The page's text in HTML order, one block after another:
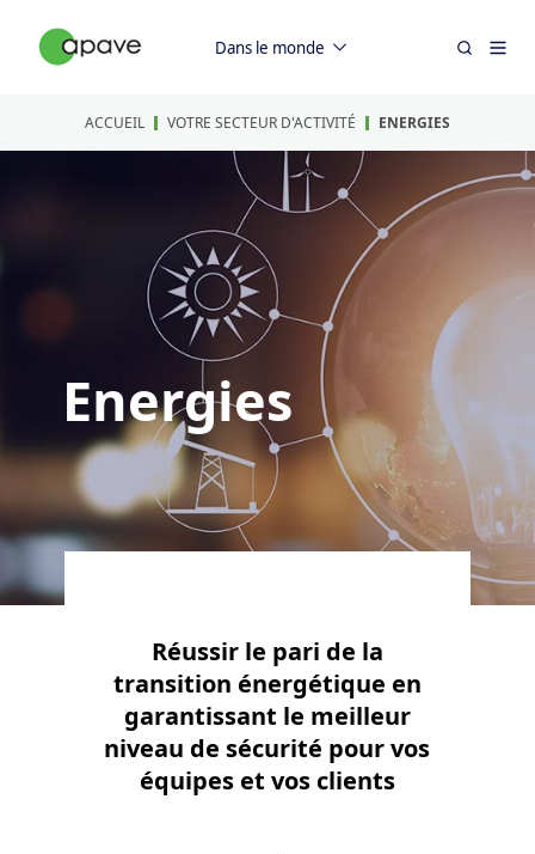
Dans le monde
ACCUEIL VOTRE SECTEUR D'ACTIVITÉ ENERGIES
Energies
Réussir le pari de la
transition énergétique en
garantissant le meilleur
niveau de sécurité pour vos
équipes et vos clients